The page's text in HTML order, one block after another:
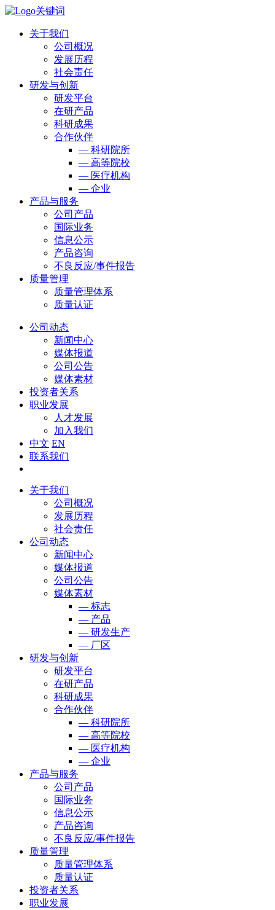
关于我们
公司概况
发展历程
社会责任
研发与创新
研发平台
在研产品
科研成果
合作伙伴
— 科研院所
— 高等院校
— 医疗机构
— 企业
产品与服务
公司产品
国际业务
信息公示
产品咨询
不良反应/事件报告
质量管理
质量管理体系
质量认证
公司动态
新闻中心
媒体报道
公司公告
媒体素材
投资者关系
职业发展
人才发展
加入我们
中文 EN
联系我们
关于我们
公司概况
发展历程
社会责任
公司动态
新闻中心
媒体报道
公司公告
媒体素材
— 标志
— 产品
— 研发生产
— 厂区
研发与创新
研发平台
在研产品
科研成果
合作伙伴
— 科研院所
— 高等院校
— 医疗机构
— 企业
产品与服务
公司产品
国际业务
信息公示
产品咨询
不良反应/事件报告
质量管理
质量管理体系
质量认证
投资者关系
职业发展